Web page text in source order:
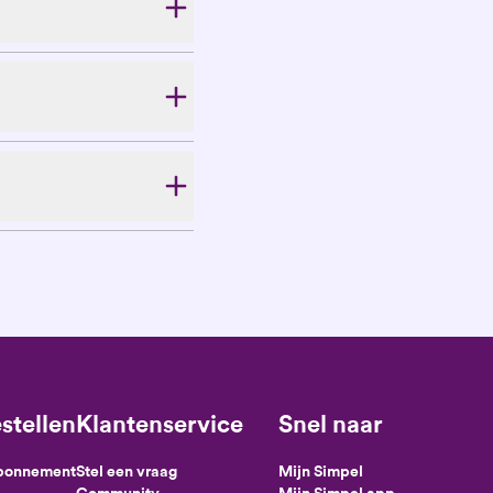
Klantenservice
Stel een vraag
Snel naar
Mijn Simpel